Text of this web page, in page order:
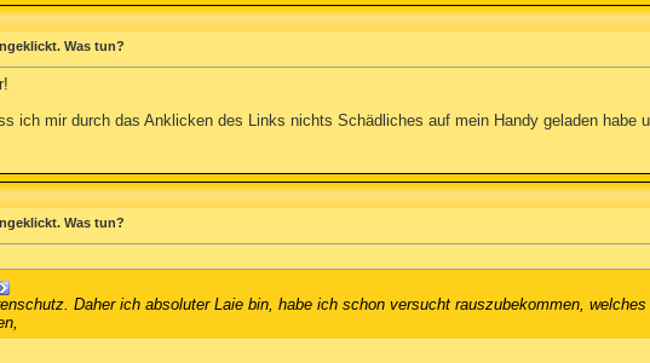
Was tun?
ich mir durch das Anklicken des Links nichts Schädliches auf mein Handy geladen habe
Was tun?
Daher ich absoluter Laie bin, habe ich schon versucht rauszubekommen,